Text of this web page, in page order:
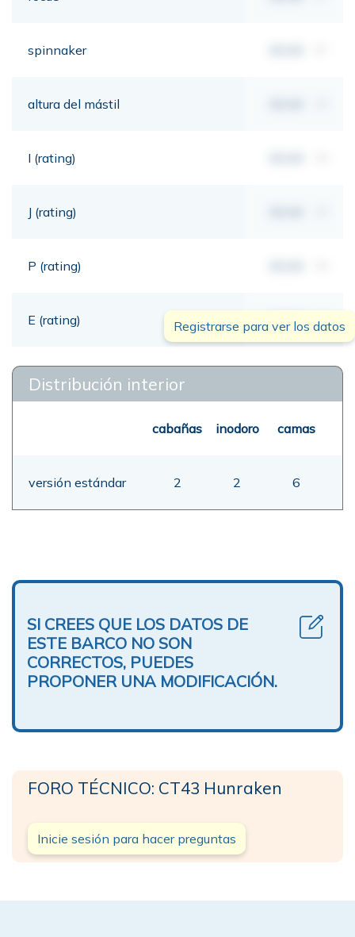
spinnaker
altura del mástil
I (rating)
J (rating)
P (rating)
E (rating) 00,00 mt
Registrarse para ver los datos
Distribución interior
cabañas inodoro camas
versión estándar 2 2 6
SI CREES QUE LOS DATOS DE
ESTE BARCO NO SON
CORRECTOS, PUEDES
PROPONER UNA MODIFICACIÓN.
FORO TÉCNICO: CT43 Hunraken
Inicie sesión para hacer preguntas